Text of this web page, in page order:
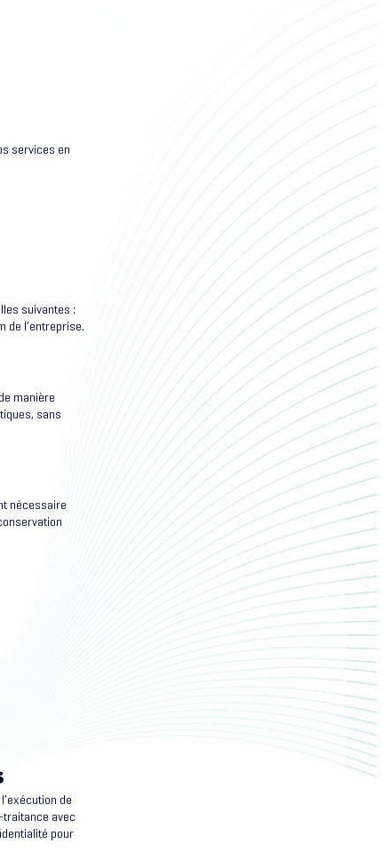
services en
suivantes :
de l’entreprise.
manière
sans
nécessaire
de
traitance avec
pour